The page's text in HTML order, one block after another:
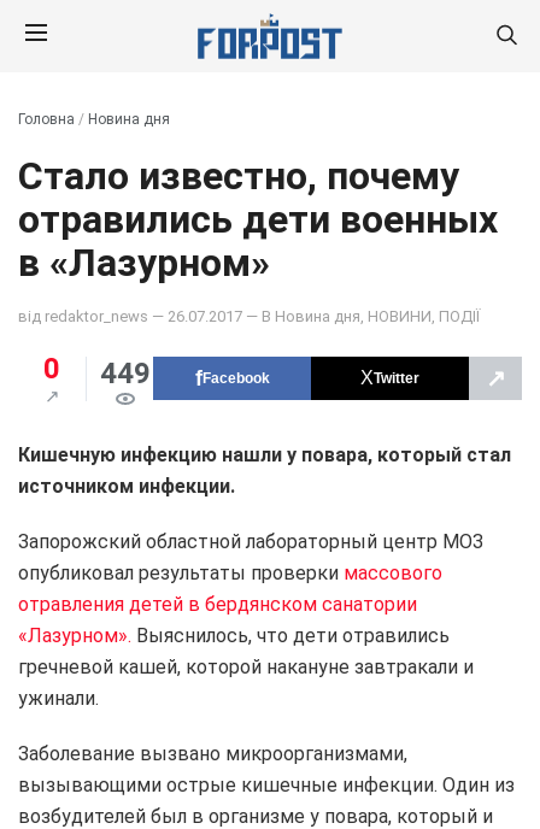
Головна / Новина дня
Стало известно, почему
отравились дети военных
в «Лазурном»
від redaktor_news — 26.07.2017 — В Новина дня НОВИНИ ПОДІЇ
0 449 Facebook Twitter ↗
Кишечную инфекцию нашли у повара, который стал
источником инфекции.
Запорожский областной лабораторный центр МОЗ
опубликовал результаты проверки массового
отравления детей в бердянском санатории
«Лазурном». Выяснилось, что дети отравились
гречневой кашей, которой накануне завтракали и
ужинали.
Заболевание вызвано микроорганизмами,
вызывающими острые кишечные инфекции. Один из
возбудителей был в организме у повара, который и